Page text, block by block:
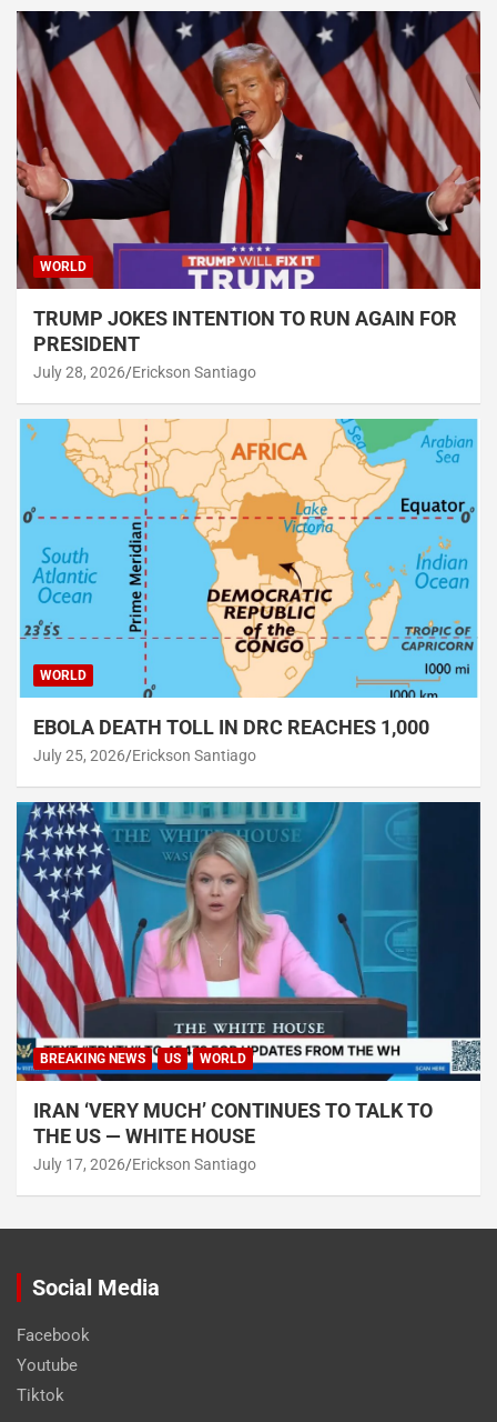
WORLD
TRUMP JOKES INTENTION TO RUN AGAIN FOR
PRESIDENT
July 28, 2026 Erickson Santiago
WORLD
EBOLA DEATH TOLL IN DRC REACHES 1,000
July 25, 2026 Erickson Santiago
BREAKING NEWS US WORLD
IRAN ‘VERY MUCH’ CONTINUES TO TALK TO
THE US — WHITE HOUSE
July 17, 2026 Erickson Santiago
Social Media
Facebook
Youtube
Tiktok